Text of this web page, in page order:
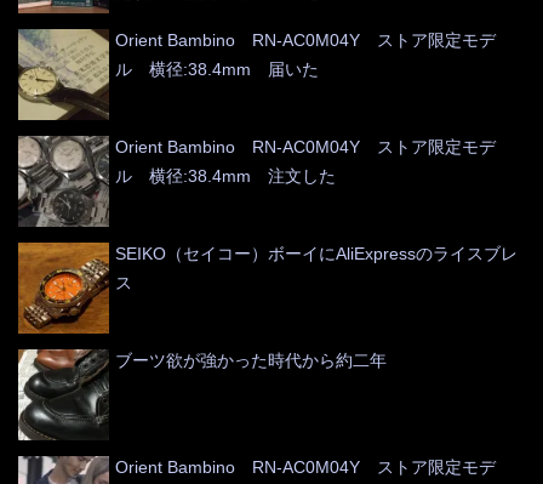
Orient Bambino RN-AC0M04Y ストア限定モデ
ル 横径:38.4mm 届いた
Orient Bambino RN-AC0M04Y ストア限定モデ
ル 横径:38.4mm 注文した
SEIKO（セイコー）ボーイにAliExpressのライスブレ
ス
ブーツ欲が強かった時代から約二年
Orient Bambino RN-AC0M04Y ストア限定モデ